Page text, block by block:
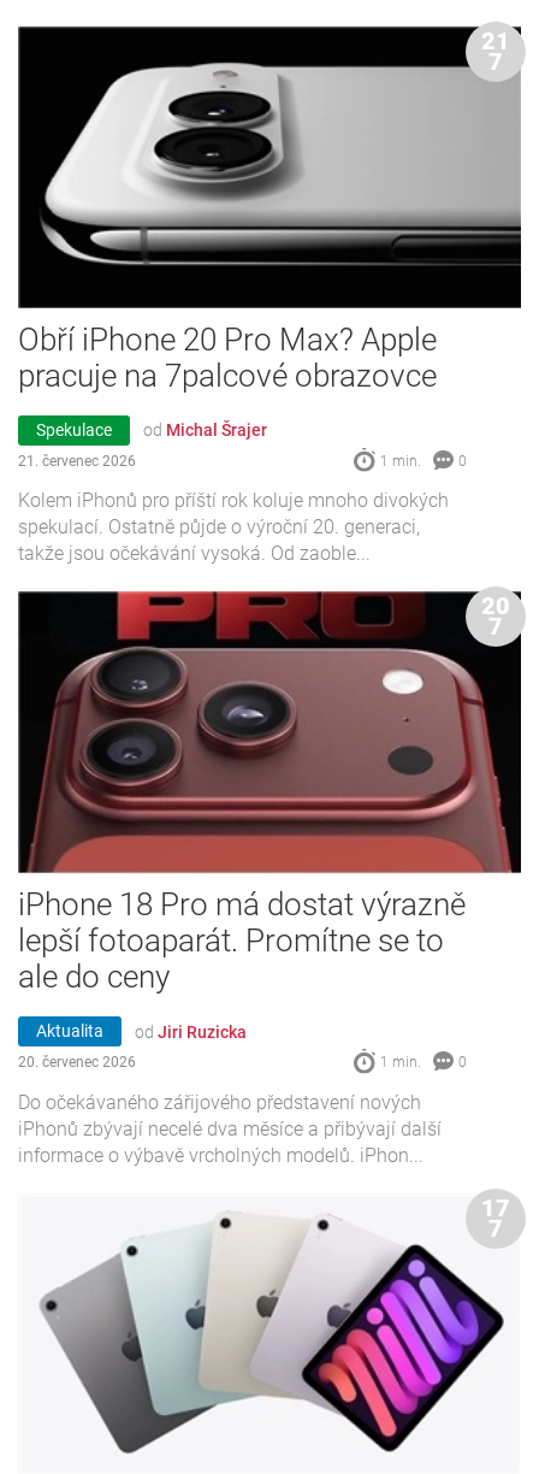
Obří iPhone 20 Pro Max? Apple
pracuje na 7palcové obrazovce
Spekulace od Michal Šrajer
21. červenec 2026 1 min. 0
Kolem iPhonů pro příští rok koluje mnoho divokých
spekulací. Ostatně půjde o výroční 20. generaci,
takže jsou očekávání vysoká. Od zaoble...
21
7
iPhone 18 Pro má dostat výrazně
lepší fotoaparát. Promítne se to
ale do ceny
Aktualita od Jiri Ruzicka
20. červenec 2026 1 min. 0
Do očekávaného zářijového představení nových
iPhonů zbývají necelé dva měsíce a přibývají další
informace o výbavě vrcholných modelů. iPhon...
20
7
17
7